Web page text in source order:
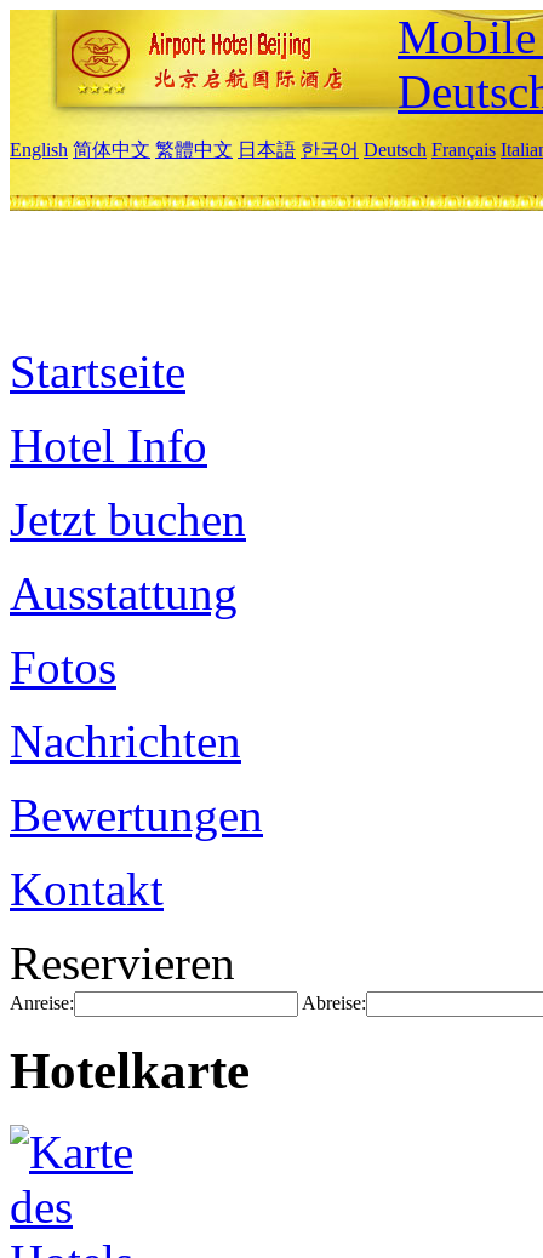
English 简体中文 繁體中文 日本語 한국어 Deutsch Français
Startseite
Hotel Info
Jetzt buchen
Ausstattung
Fotos
Nachrichten
Bewertungen
Kontakt
Reservieren
Anreise: Abreise:
Hotelkarte